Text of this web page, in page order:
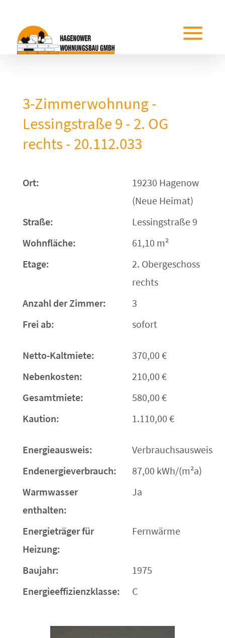
3-Zimmerwohnung -
Lessingstraße 9 - 2. OG
rechts - 20.112.033
Ort:
19230 Hagenow
(Neue Heimat)
Straße:
Lessingstraße 9
Wohnfläche:
61,10 m²
Etage:
2. Obergeschoss
rechts
Anzahl der Zimmer:
3
Frei ab:
sofort
Netto-Kaltmiete:
370,00 €
Nebenkosten:
210,00 €
Gesamtmiete:
580,00 €
Kaution:
1.110,00 €
Energieausweis:
Verbrauchsausweis
Endenergieverbrauch:
87,00 kWh/(m²a)
Warmwasser
enthalten:
Ja
Energieträger für
Heizung:
Fernwärme
Baujahr:
1975
Energieeffizienzklasse:
C